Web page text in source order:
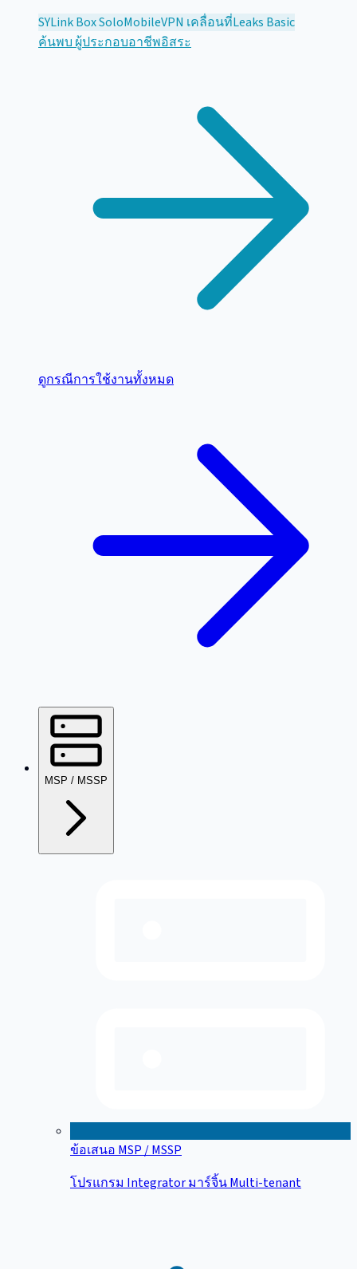
SYLink Box SoloMobileVPN เคลื่อนที่Leaks Basic
ค้นพบ ผู้ประกอบอาชีพอิสระ
ดูกรณีการใช้งานทั้งหมด
MSP / MSSP
ข้อเสนอ MSP / MSSP
โปรแกรม Integrator มาร์จิ้น Multi-tenant